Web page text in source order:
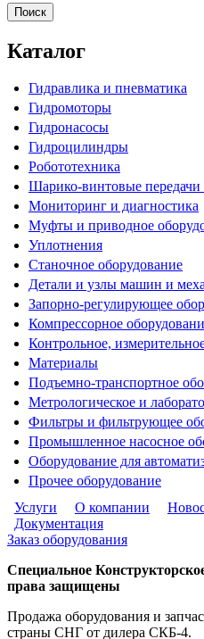
Каталог
Гидравлика и пневматика
Гидромоторы
Гидронасосы
Гидроцилиндры
Робототехника
Шарико-винтовые
Мониторинг и диагностика
Муфты и приводное
Уплотнения
Станочное оборудование
Детали и узлы машин и
Запорно-регулирующее
Компрессорное
Контрольное,
Материалы
Подъемно-транспортное
Метрологическое и
Фильтры и фильтрующее
Промышленное насосное
Оборудование для
Прочее оборудование
Услуги
О компании
Документация
Заказ оборудования
Специальное
права защищены
Продажа оборудования и
страны СНГ от дилера СКБ-4.